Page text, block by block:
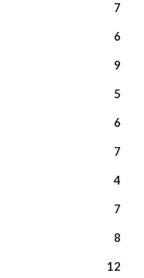
7
6
9
5
6
7
4
7
8
12